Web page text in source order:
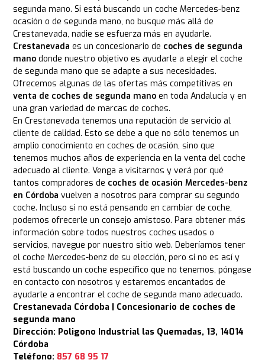
segunda mano. Si está buscando un coche Mercedes-benz
ocasión o de segunda mano, no busque más allá de
Crestanevada, nadie se esfuerza más en ayudarle.
Crestanevada es un concesionario de coches de segunda
mano donde nuestro objetivo es ayudarle a elegir el coche
de segunda mano que se adapte a sus necesidades.
Ofrecemos algunas de las ofertas más competitivas en
venta de coches de segunda mano en toda Andalucía y en
una gran variedad de marcas de coches.
En Crestanevada tenemos una reputación de servicio al
cliente de calidad. Esto se debe a que no sólo tenemos un
amplio conocimiento en coches de ocasión, sino que
tenemos muchos años de experiencia en la venta del coche
adecuado al cliente. Venga a visitarnos y verá por qué
tantos compradores de coches de ocasión Mercedes-benz
en Córdoba vuelven a nosotros para comprar su segundo
coche. Incluso si no está pensando en cambiar de coche,
podemos ofrecerle un consejo amistoso. Para obtener más
información sobre todos nuestros coches usados o
servicios, navegue por nuestro sitio web. Deberíamos tener
el coche Mercedes-benz de su elección, pero si no es así y
está buscando un coche específico que no tenemos, póngase
en contacto con nosotros y estaremos encantados de
ayudarle a encontrar el coche de segunda mano adecuado.
Crestanevada Córdoba | Concesionario de coches de
segunda mano
Dirección: Poligono Industrial las Quemadas, 13, 14014
Córdoba
Teléfono: 857 68 95 17